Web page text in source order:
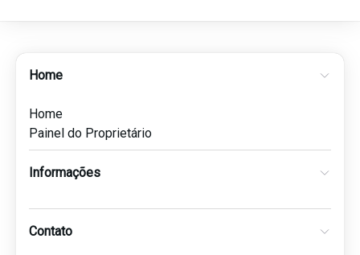
Home
Home
Painel do Proprietário
Informações
Contato